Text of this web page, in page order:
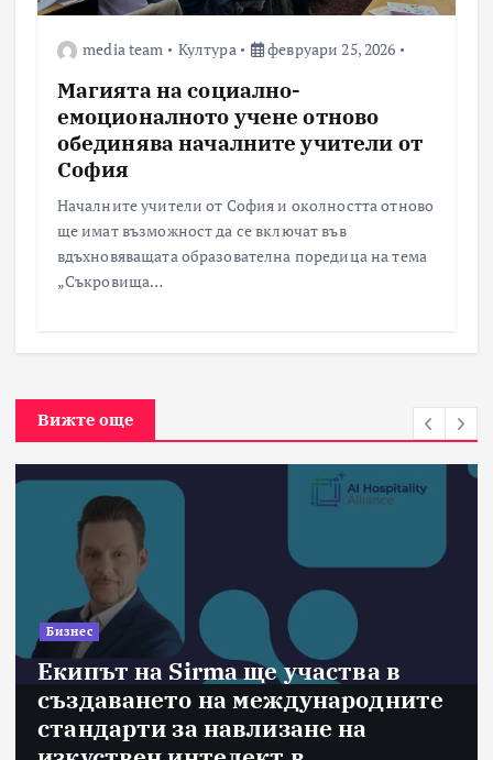
media team Култура февруари 25, 2026
Магията на социално-
емоционалното учене отново
обединява началните учители от
София
Началните учители от София и околността отново
ще имат възможност да се включат във
вдъхновяващата образователна поредица на тема
„Съкровища…
Вижте още
Бизнес
Екипът на Sirma ще участва в
създаването на международните
стандарти за навлизане на